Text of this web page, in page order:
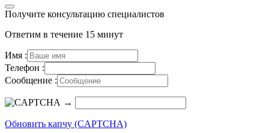
Получите консультацию специалистов
Ответим в течение 15 минут
Имя :
Телефон :
Сообщение :
→
Обновить капчу (CAPTCHA)